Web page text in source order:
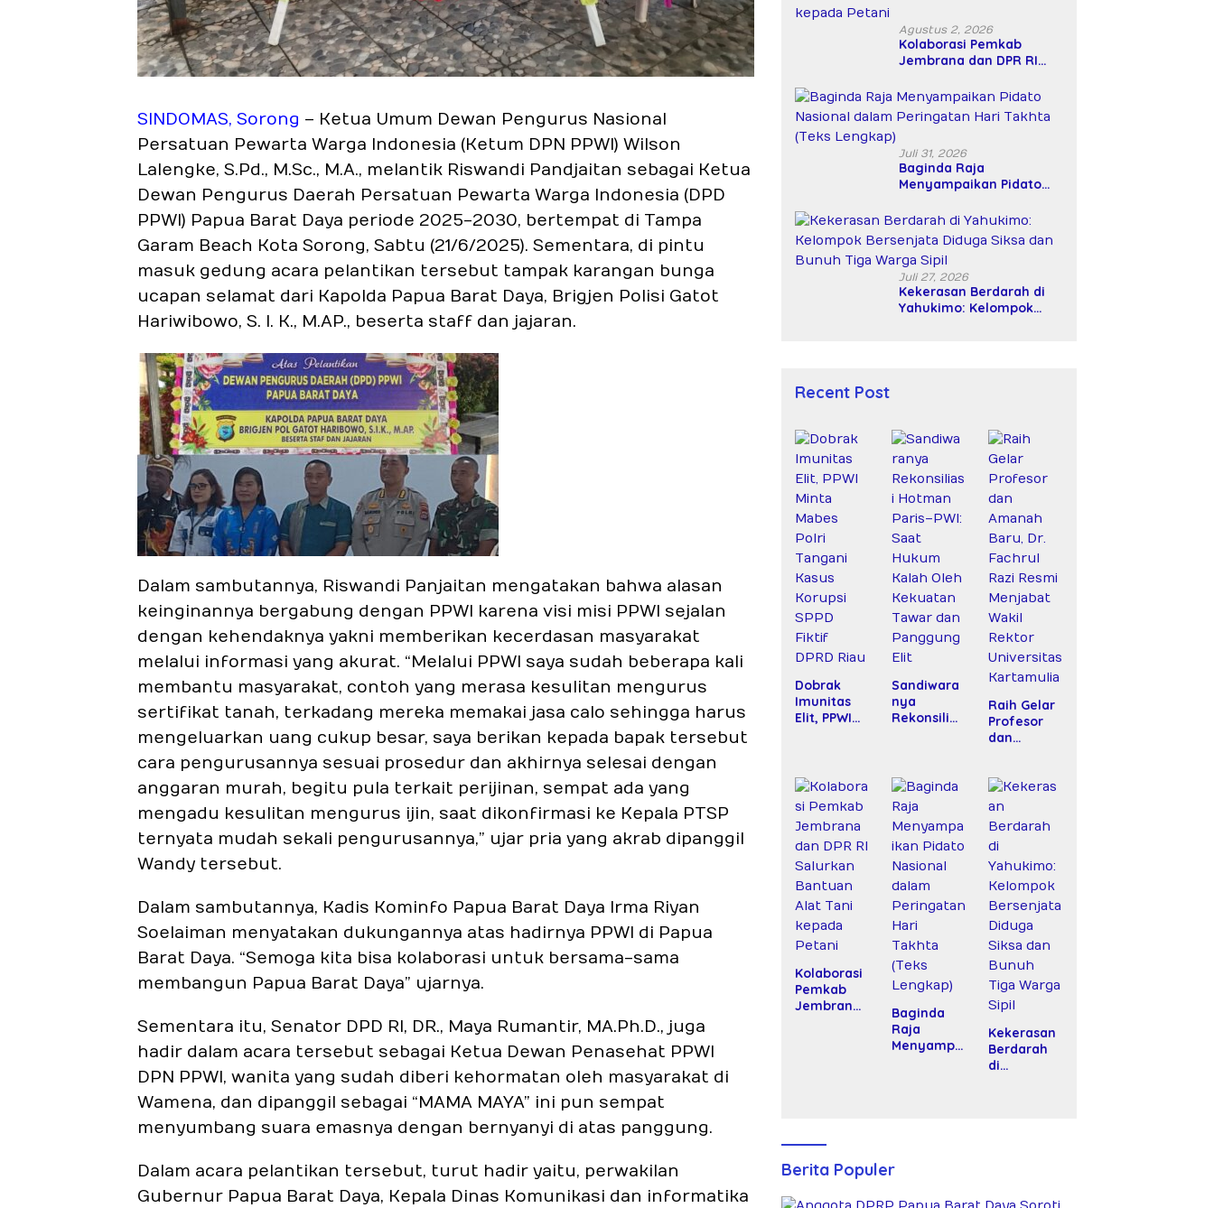
SINDOMAS, Sorong – Ketua Umum Dewan Pengurus Nasional
Persatuan Pewarta Warga Indonesia (Ketum DPN PPWI) Wilson
Lalengke, S.Pd., M.Sc., M.A., melantik Riswandi Pandjaitan sebagai Ketua
Dewan Pengurus Daerah Persatuan Pewarta Warga Indonesia (DPD
PPWI) Papua Barat Daya periode 2025-2030, bertempat di Tampa
Garam Beach Kota Sorong, Sabtu (21/6/2025). Sementara, di pintu
masuk gedung acara pelantikan tersebut tampak karangan bunga
ucapan selamat dari Kapolda Papua Barat Daya, Brigjen Polisi Gatot
Hariwibowo, S. I. K., M.AP., beserta staff dan jajaran.
Dalam sambutannya, Riswandi Panjaitan mengatakan bahwa alasan
keinginannya bergabung dengan PPWI karena visi misi PPWI sejalan
dengan kehendaknya yakni memberikan kecerdasan masyarakat
melalui informasi yang akurat. “Melalui PPWI saya sudah beberapa kali
membantu masyarakat, contoh yang merasa kesulitan mengurus
sertifikat tanah, terkadang mereka memakai jasa calo sehingga harus
mengeluarkan uang cukup besar, saya berikan kepada bapak tersebut
cara pengurusannya sesuai prosedur dan akhirnya selesai dengan
anggaran murah, begitu pula terkait perijinan, sempat ada yang
mengadu kesulitan mengurus ijin, saat dikonfirmasi ke Kepala PTSP
ternyata mudah sekali pengurusannya,” ujar pria yang akrab dipanggil
Wandy tersebut.
Dalam sambutannya, Kadis Kominfo Papua Barat Daya Irma Riyan
Soelaiman menyatakan dukungannya atas hadirnya PPWI di Papua
Barat Daya. “Semoga kita bisa kolaborasi untuk bersama-sama
membangun Papua Barat Daya” ujarnya.
Sementara itu, Senator DPD RI, DR., Maya Rumantir, MA.Ph.D., juga
hadir dalam acara tersebut sebagai Ketua Dewan Penasehat PPWI
DPN PPWI, wanita yang sudah diberi kehormatan oleh masyarakat di
Wamena, dan dipanggil sebagai “MAMA MAYA” ini pun sempat
menyumbang suara emasnya dengan bernyanyi di atas panggung.
Dalam acara pelantikan tersebut, turut hadir yaitu, perwakilan
Gubernur Papua Barat Daya, Kepala Dinas Komunikasi dan informatika
Agustus 2, 2026
Kolaborasi Pemkab
Jembrana dan DPR RI
Tani kepada Petani
Juli 31, 2026
Baginda Raja
Menyampaikan Pidato
Peringatan Hari Takhta
(Teks Lengkap)
Juli 27, 2026
Kekerasan Berdarah di
Yahukimo: Kelompok
Recent Post
Dobrak
Imunitas
Elit, PPWI
Kasus
Korupsi
SPPD Fiktif
DPRD Riau
Sandiwara
nya
Rekonsilias
Hukum
Kalah Oleh
Kekuatan
Tawar dan
Panggung
Elit
Raih Gelar
Profesor
dan
Fachrul
Razi Resmi
Menjabat
Wakil
Rektor
Universitas
Kartamulia
Kolaborasi
Pemkab
Jembrana
Baginda
Raja
Menyampa
Kekerasan
Berdarah
di
Berita Populer